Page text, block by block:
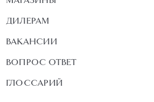
ДИЛЕРАМ
ВАКАНСИИ
ВОПРОС ОТВЕТ
ГЛОССАРИЙ